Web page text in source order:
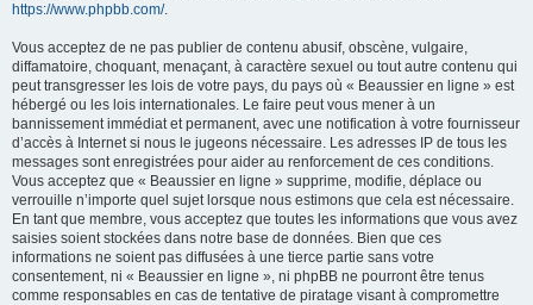
https://www.phpbb.com/.
Vous acceptez de ne pas publier de contenu abusif, obscène, vulgaire,
diffamatoire, choquant, menaçant, à caractère sexuel ou tout autre contenu qui
peut transgresser les lois de votre pays, du pays où « Beaussier en ligne » est
hébergé ou les lois internationales. Le faire peut vous mener à un
bannissement immédiat et permanent, avec une notification à votre fournisseur
d’accès à Internet si nous le jugeons nécessaire. Les adresses IP de tous les
messages sont enregistrées pour aider au renforcement de ces conditions.
Vous acceptez que « Beaussier en ligne » supprime, modifie, déplace ou
verrouille n’importe quel sujet lorsque nous estimons que cela est nécessaire.
En tant que membre, vous acceptez que toutes les informations que vous avez
saisies soient stockées dans notre base de données. Bien que ces
informations ne soient pas diffusées à une tierce partie sans votre
consentement, ni « Beaussier en ligne », ni phpBB ne pourront être tenus
comme responsables en cas de tentative de piratage visant à compromettre